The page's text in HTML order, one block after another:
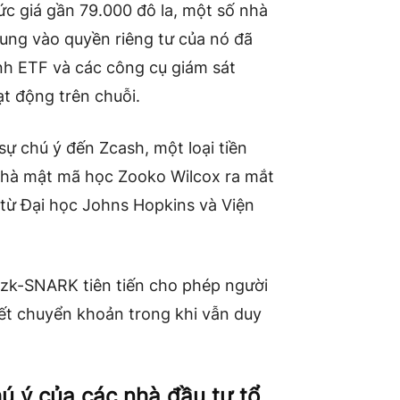
giá gần 79.000 đô la, một số nhà
vào quyền riêng tư của nó đã
ETF và các công cụ giám sát
động trên chuỗi.
chú ý đến Zcash, một loại tiền
mật mã học Zooko Wilcox ra mắt
Đại học Johns Hopkins và Viện
SNARK tiên tiến cho phép người
chuyển khoản trong khi vẫn duy